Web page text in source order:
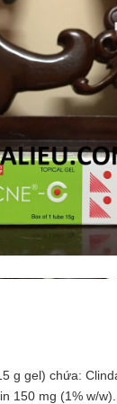
g gel) chứa:
150 mg (1% w/